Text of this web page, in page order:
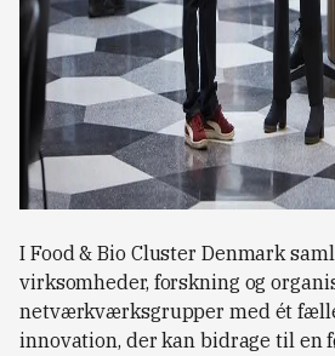
Food and
Bio Cluster
Denmark
Elena
Sørense
n Skytte
Manager
I Food & Bio Cluster Denmark
virksomheder, forskning og
netværkværksgrupper med ét
innovation, der kan bidrage til en